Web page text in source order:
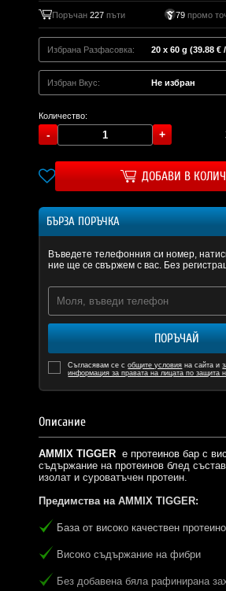
Поръчан227 пъти 79промо
Избрана Разфасовка:
Избран Вкус:
Количество:
ДОБАВИ В
БЪРЗА ПОРЪЧКА
Въведете телефонния си номер,
ние ще се свържем с вас. Без
ПОРЪЧАЙ
Съгласявам се собщите условия на сайта и
информация за правата на лицата по защита
Описание
AMMIX TIGGER е протеинов бар с
съдържание на протеинов блед
изолат и суроватъчен протеин.
Предимства на AMMIX TIGGER:
База от високо качествен
Високо съдържание на фибри
Без добавена бяла рафинирана